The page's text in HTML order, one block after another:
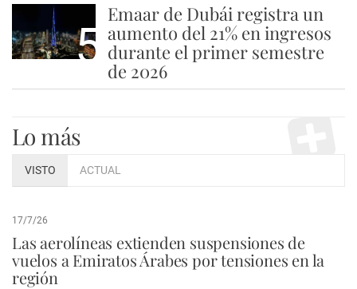
5
Emaar de Dubái registra un
aumento del 21% en ingresos
durante el primer semestre
de 2026
Lo más
VISTO ACTUAL
17/7/26
Las aerolíneas extienden suspensiones de
vuelos a Emiratos Árabes por tensiones en la
región